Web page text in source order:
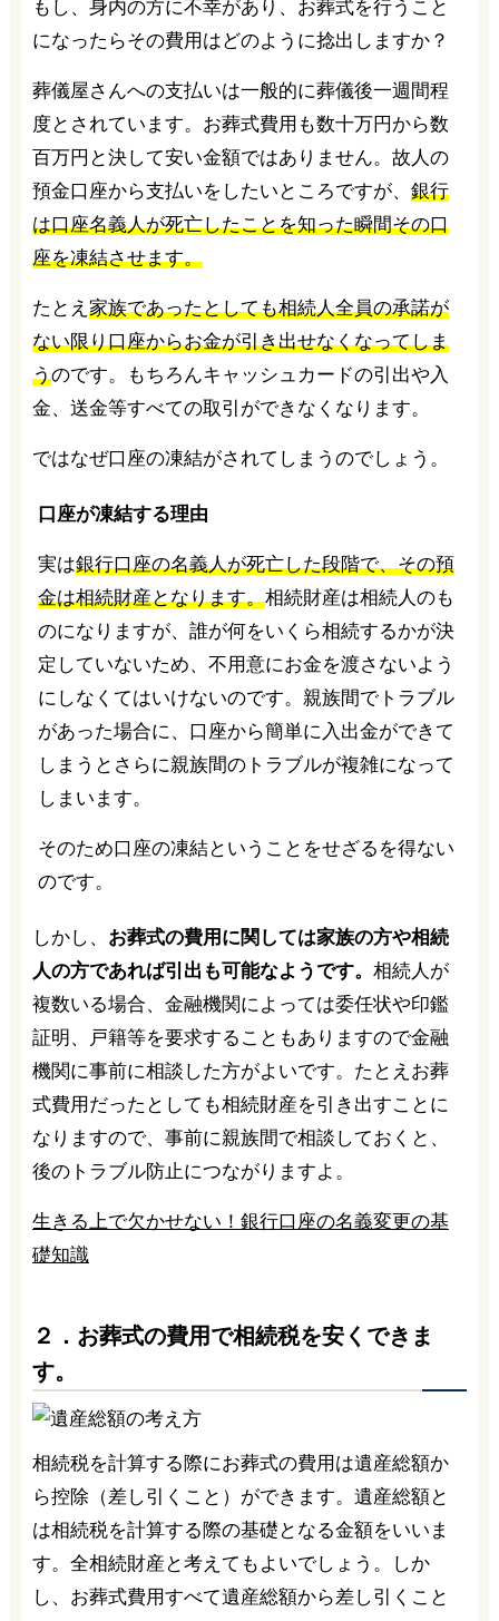
もし、身内の方に不幸があり、お葬式を行うこと
になったらその費用はどのように捻出しますか？
葬儀屋さんへの支払いは一般的に葬儀後一週間程
度とされています。お葬式費用も数十万円から数
百万円と決して安い金額ではありません。故人の
預金口座から支払いをしたいところですが、 銀行
は口座名義人が死亡したことを知った瞬間その口
座を凍結させます。
たとえ 家族であったとしても相続人全員の承諾が
ない限り口座からお金が引き出せなくなってしま
うのです。もちろんキャッシュカードの引出や入
金、送金等すべての取引ができなくなります。
ではなぜ口座の凍結がされてしまうのでしょう。
口座が凍結する理由
実は銀行口座の名義人が死亡した段階で、その預
金は相続財産となります。相続財産は相続人のも
のになりますが、誰が何をいくら相続するかが決
定していないため、不用意にお金を渡さないよう
にしなくてはいけないのです。親族間でトラブル
があった場合に、口座から簡単に入出金ができて
しまうとさらに親族間のトラブルが複雑になって
しまいます。
そのため口座の凍結ということをせざるを得ない
のです。
しかし、 お葬式の費用に関しては家族の方や相続
人の方であれば引出も可能なようです。 相続人が
複数いる場合、金融機関によっては委任状や印鑑
証明、戸籍等を要求することもありますので金融
機関に事前に相談した方がよいです。たとえお葬
式費用だったとしても相続財産を引き出すことに
なりますので、事前に親族間で相談しておくと、
後のトラブル防止につながりますよ。
生きる上で欠かせない！銀行口座の名義変更の基
礎知識
２．お葬式の費用で相続税を安くできま
す。
相続税を計算する際にお葬式の費用は遺産総額か
ら控除（差し引くこと）ができます。遺産総額と
は相続税を計算する際の基礎となる金額をいいま
す。全相続財産と考えてもよいでしょう。しか
し、お葬式費用すべて遺産総額から差し引くこと